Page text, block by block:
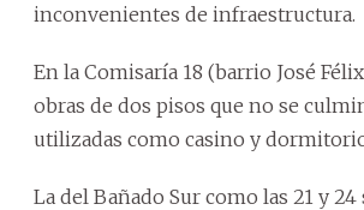
inconvenientes de infraestructura.
En la Comisaría 18 (barrio José
obras de dos pisos que no se
utilizadas como casino y
La del Bañado Sur como las 21 y